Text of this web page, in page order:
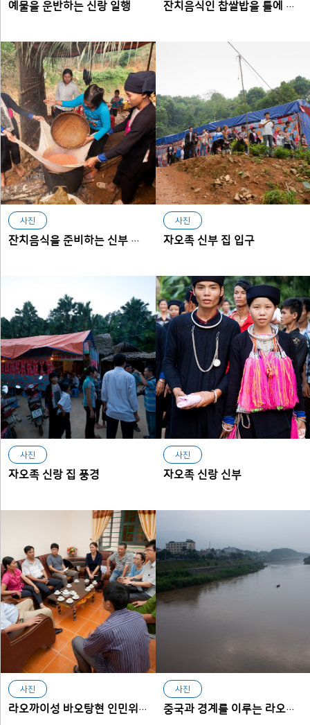
예물을 운반하는 신랑 일행 잔치음식인 찹쌀밥을 틀에 넣어 모양을 만드는 장면
사진
잔치음식을 준비하는 신부 집 전경
사진
자오족 신부 집 입구
사진
자오족 신랑 집 풍경
사진
자오족 신랑 신부
사진
라오까이성 바오탕현 인민위원회와의 조사 협의 장면
사진
중국과 경계를 이루는 라오까이의 홍강